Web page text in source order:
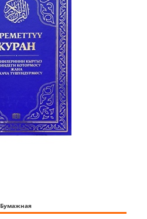
Бумажная